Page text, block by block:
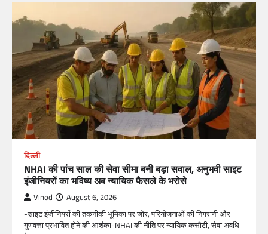
दिल्ली
NHAI की पांच साल की सेवा सीमा बनी बड़ा सवाल, अनुभवी साइट
इंजीनियरों का भविष्य अब न्यायिक फैसले के भरोसे
Vinod August 6, 2026
-साइट इंजीनियरों की तकनीकी भूमिका पर जोर, परियोजनाओं की निगरानी और
गुणवत्ता प्रभावित होने की आशंका-NHAI की नीति पर न्यायिक कसौटी, सेवा अवधि